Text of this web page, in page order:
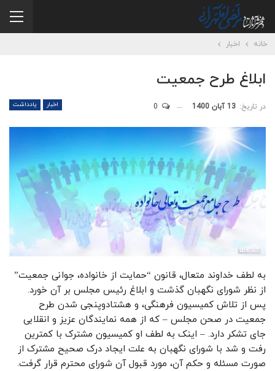
خانه اخبار
ابلاغ طرح جمعیت
اخبار یادداشت در تاریخ: 13 آبان 1400
به لطف خداوند متعال، قانون “حمایت از خانواده، جوانی جمعیت”
از نظر شورای نگهبان گذشت و ابلاغ رئیس مجلس بر آن خورد.
پس از تلاش کمیسیون فرهنگی، و هشتادوپنجی شدن طرح
جمعیت در صحن مجلس – که از همه نمایندگان عزیز و انقلابی
جای تشکر دارد. – اینک به لطف او کمیسیون مشترک با کمترین
رفت و شد با شورای نگهبان به علت ایجاد درک صحیح مشترک از
صورت مسئله و حکم آن، مورد قبول آن شورای محترم قرار گرفت.